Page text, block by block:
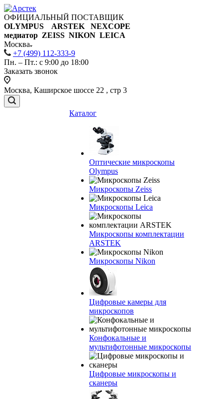
ОФИЦИАЛЬНЫЙ ПОСТАВЩИК
OLYMPUS ARSTEK NEXCOPE
медиатор ZEISS NIKON LEICA
Москва
+7 (499) 112-333-9
Пн. – Пт.: с 9:00 до 18:00
Заказать звонок
Москва, Каширское шоссе 22 , стр 3
Каталог
Оптические микроскопы
Olympus
Микроскопы Zeiss
Микроскопы Leica
Микроскопы комплектации
ARSTEK
Микроскопы Nikon
Цифровые камеры для
микроскопов
Конфокальные и
мультифотонные микроскопы
Цифровые микроскопы и
сканеры